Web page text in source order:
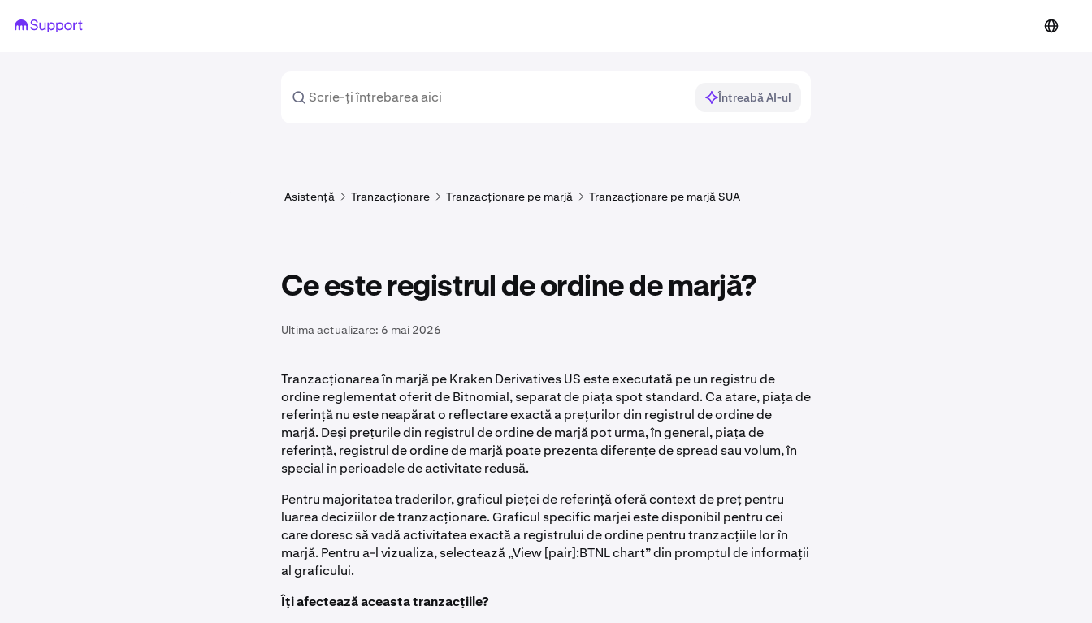
Întreabă AI-ul
Asistență Tranzacționare Tranzacționare pe marjă Tranzacționare pe marjă SUA
Ce este registrul de ordine de marjă?
Ultima actualizare: 6 mai 2026
Tranzacționarea în marjă pe Kraken Derivatives US este executată pe un registru de
ordine reglementat oferit de Bitnomial, separat de piața spot standard. Ca atare, piața de
referință nu este neapărat o reflectare exactă a prețurilor din registrul de ordine de
marjă. Deși prețurile din registrul de ordine de marjă pot urma, în general, piața de
referință, registrul de ordine de marjă poate prezenta diferențe de spread sau volum, în
special în perioadele de activitate redusă.
Pentru majoritatea traderilor, graficul pieței de referință oferă context de preț pentru
luarea deciziilor de tranzacționare. Graficul specific marjei este disponibil pentru cei
care doresc să vadă activitatea exactă a registrului de ordine pentru tranzacțiile lor în
marjă. Pentru a-l vizualiza, selectează „View [pair]:BTNL chart” din promptul de informații
al graficului.
Îți afectează aceasta tranzacțiile?